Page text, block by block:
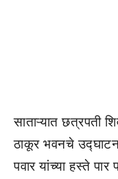
साताऱ्यात छत्रपती
ठाकूर भवनचे
पवार यांच्या हस्ते